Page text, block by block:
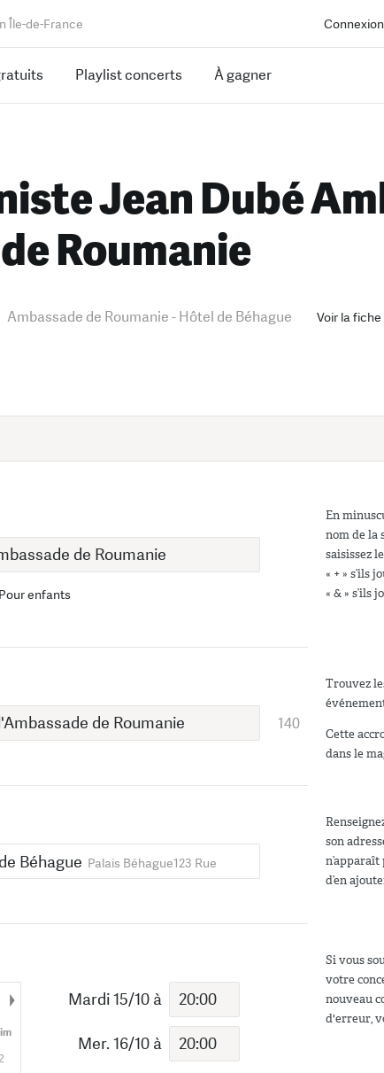
Connexion
Île-de-France
Playlist concerts À gagner
Jean Dubé
de Roumanie
Ambassade de Roumanie - Hôtel de Béhague Voir la
Pour enfants
En
nom de la
saisissez
« + » s’ils
« & » s’ils
140
Trouvez
Cette
dans le
Béhague Palais Béhague123 Rue
son
d’en
Mois suivantMardi 15/10 à
Mer. 16/10 à
Si vous
votre
nouveau
d'erreur,